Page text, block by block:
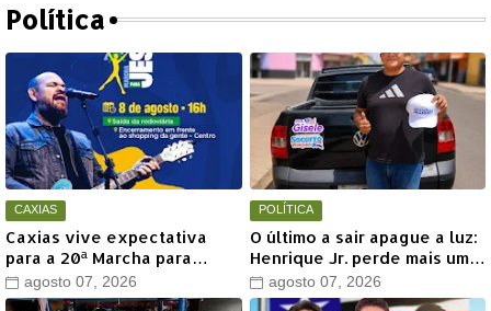
Política
CAXIAS
Caxias vive expectativa
para a 20ª Marcha para
Jesus com show de Marcus
Salles
agosto 07, 2026
POLÍTICA
O último a sair apague a luz:
Henrique Jr. perde mais um
aliado em Timon
agosto 07, 2026